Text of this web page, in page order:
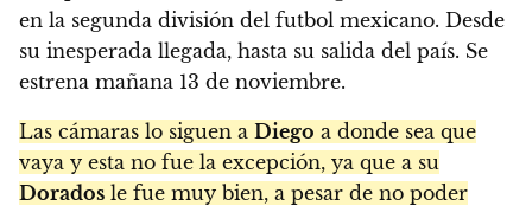
en la segunda división del futbol mexicano. Desde
su inesperada llegada, hasta su salida del país. Se
estrena mañana 13 de noviembre.
Las cámaras lo siguen a Diego a donde sea que
vaya y esta no fue la excepción, ya que a su
Dorados le fue muy bien, a pesar de no poder